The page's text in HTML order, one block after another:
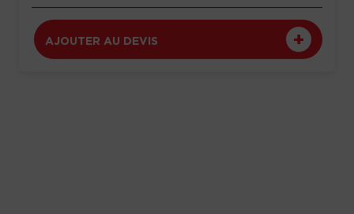
AJOUTER AU DEVIS